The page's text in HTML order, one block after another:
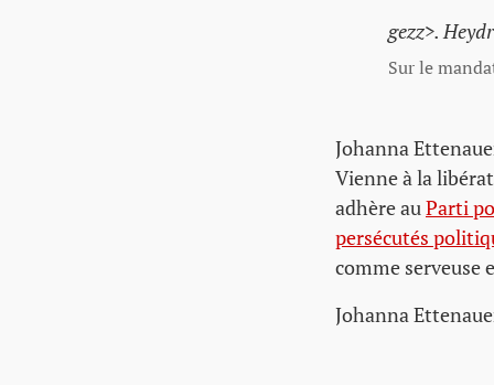
gezz>.
Sur le
Johanna
Vienne à la
adhère au Parti
persécutés
comme serveuse
Johanna